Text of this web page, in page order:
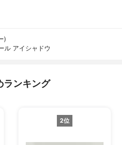
)
ル アイシャドウ
ランキング
2位